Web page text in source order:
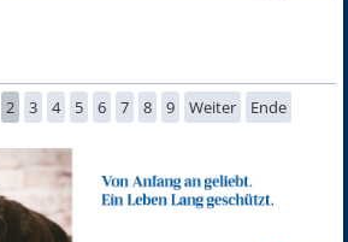
2 3 4 5 6 7 8 9 Weiter Ende